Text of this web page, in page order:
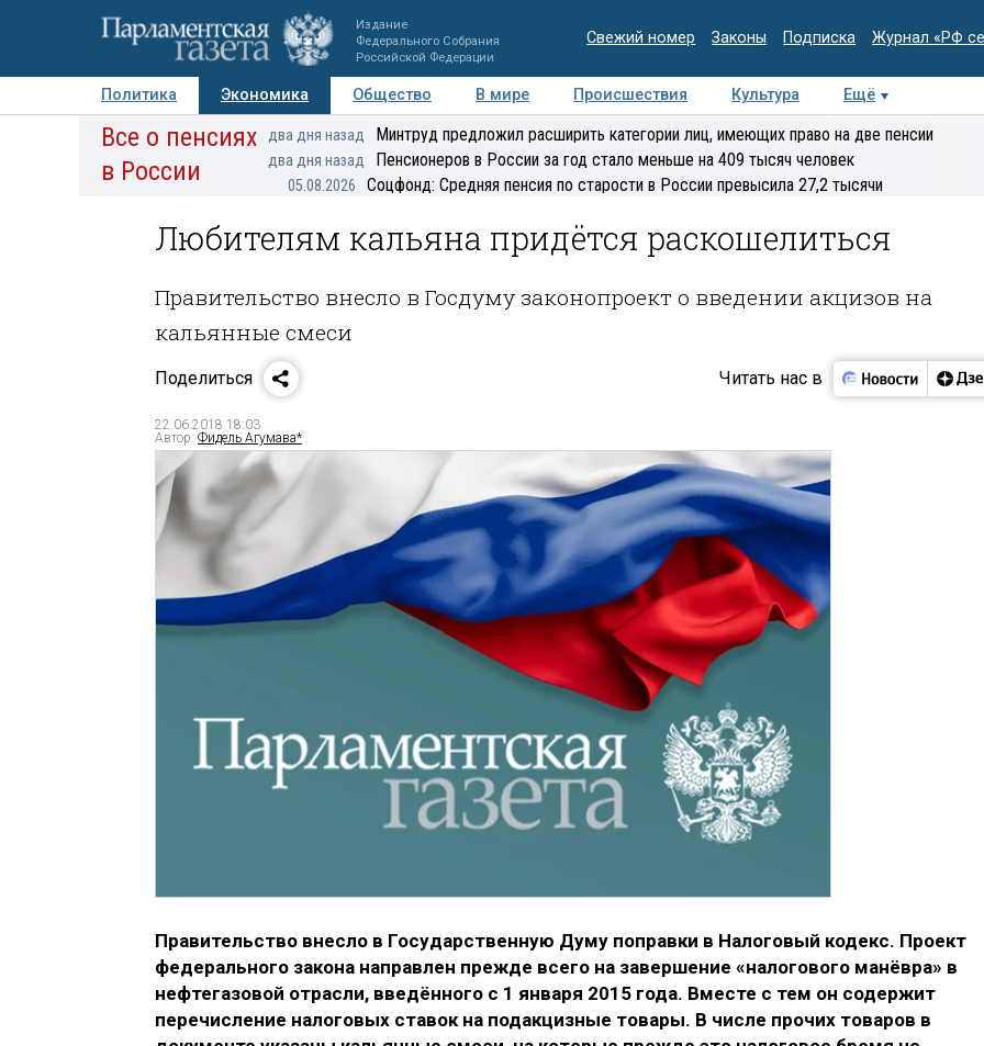
Издание
Федерального Собрания
Российской Федерации
Свежий номер Законы Подписка Журнал «РФ
Политика Экономика Общество В мире Происшествия Культура Ещё
Авторы Персоны Мнения Регионы Медиацентр Интервью Колумнисты
Деловая
Все о пенсиях
в России
два дня назад Минтруд предложил расширить категории лиц, имеющих право на две пенсии
два дня назад Пенсионеров в России за год стало меньше на 409 тысяч человек
05.08.2026 Соцфонд: Средняя пенсия по старости в России превысила 27,2 тысячи
Любителям кальяна придётся раскошелиться
Правительство внесло в Госдуму законопроект о введении акцизов на
кальянные смеси
Поделиться Читать нас в
22.06.2018 18:03
Автор: Фидель Агумава*
Правительство внесло в Государственную Думу поправки в Налоговый кодекс. Проект
федерального закона направлен прежде всего на завершение «налогового манёвра» в
нефтегазовой отрасли, введённого с 1 января 2015 года. Вместе с тем он содержит
перечисление налоговых ставок на подакцизные товары. В числе прочих товаров в